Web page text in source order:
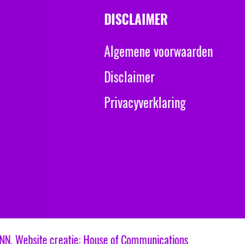
DISCLAIMER
Algemene voorwaarden
Disclaimer
Privacyverklaring
Website creatie:House of Communications